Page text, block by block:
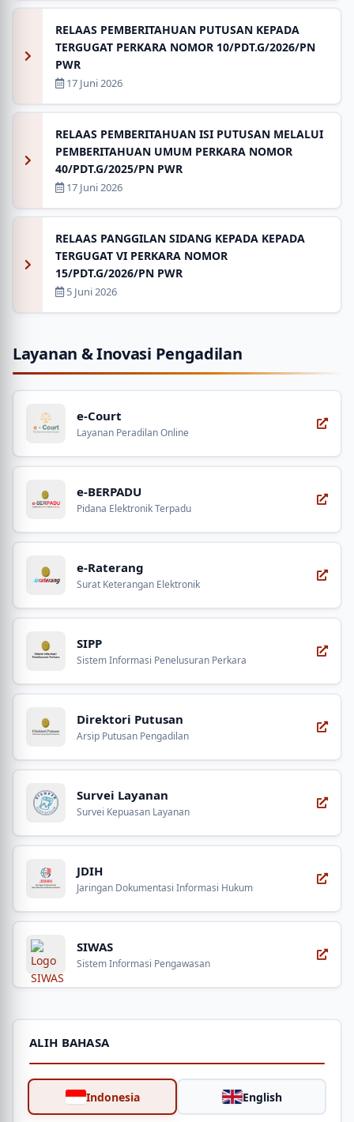
RELAAS PEMBERITAHUAN PUTUSAN KEPADA
TERGUGAT PERKARA NOMOR 10/PDT.G/2026/PN
PWR
17 Juni 2026
RELAAS PEMBERITAHUAN ISI PUTUSAN MELALUI
PEMBERITAHUAN UMUM PERKARA NOMOR
40/PDT.G/2025/PN PWR
17 Juni 2026
RELAAS PANGGILAN SIDANG KEPADA KEPADA
TERGUGAT VI PERKARA NOMOR
15/PDT.G/2026/PN PWR
5 Juni 2026
Layanan & Inovasi Pengadilan
e-Court
Layanan Peradilan Online
e-BERPADU
Pidana Elektronik Terpadu
e-Raterang
Surat Keterangan Elektronik
SIPP
Sistem Informasi Penelusuran Perkara
Direktori Putusan
Arsip Putusan Pengadilan
Survei Layanan
Survei Kepuasan Layanan
JDIH
Jaringan Dokumentasi Informasi Hukum
SIWAS
Sistem Informasi Pengawasan
ALIH BAHASA
Indonesia English